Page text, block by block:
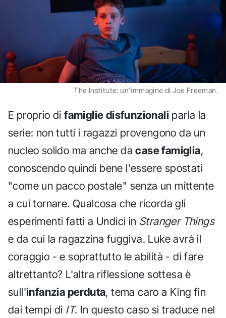
The Institute: un'immagine di Joe Freeman.
E proprio difamiglie disfunzionali parla la
serie: non tutti i ragazzi provengono da un
nucleo solido ma anche dacase famiglia,
conoscendo quindi bene l'essere spostati
"come un pacco postale" senza un mittente
a cui tornare. Qualcosa che ricorda gli
esperimenti fatti a Undici in Stranger Things
e da cui la ragazzina fuggiva. Luke avrà il
coraggio - e soprattutto le abilità - di fare
altrettanto? L'altra riflessione sottesa è
sull'infanzia perduta, tema caro a King fin
dai tempi di IT. In questo caso si traduce nel